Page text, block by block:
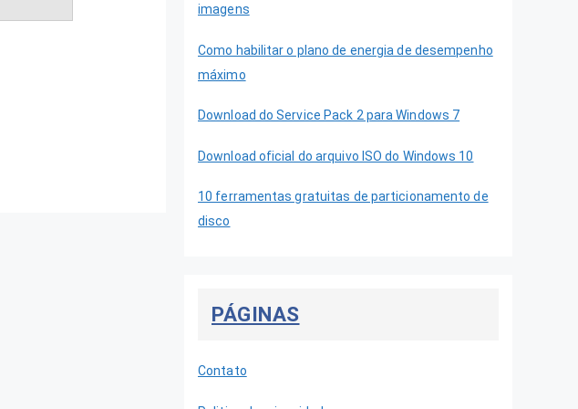
imagens
Como habilitar o plano de energia de desempenho
máximo
Download do Service Pack 2 para Windows 7
Download oficial do arquivo ISO do Windows 10
10 ferramentas gratuitas de particionamento de
disco
PÁGINAS
Contato